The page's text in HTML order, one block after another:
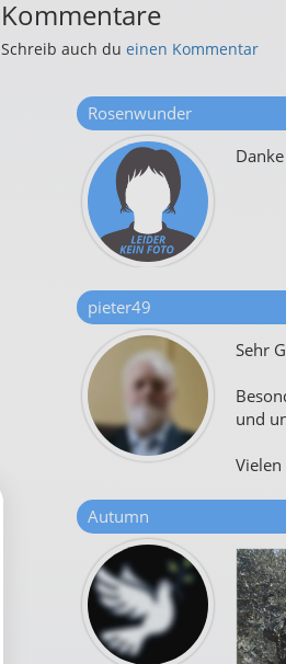
Kommentare
Schreib auch du einen Kommentar
Rosenwunder
pieter49
Sehr
und
Autumn